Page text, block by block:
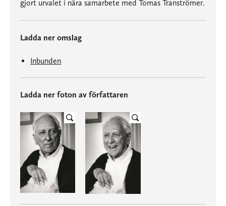
gjort urvalet i nära samarbete med Tomas Tranströmer.
Ladda ner omslag
Inbunden
Ladda ner foton av författaren